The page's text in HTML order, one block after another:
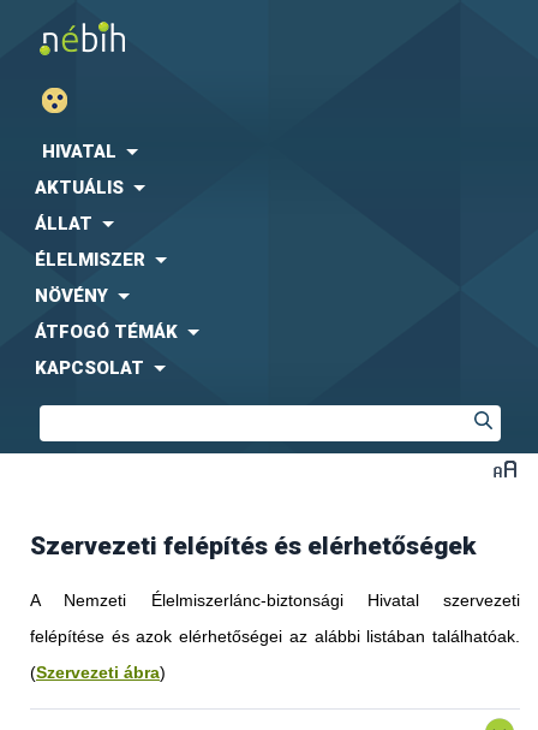
HIVATAL
AKTUÁLIS
ÁLLAT
ÉLELMISZER
NÖVÉNY
ÁTFOGÓ TÉMÁK
KAPCSOLAT
Szervezeti felépítés és elérhetőségek
A Nemzeti Élelmiszerlánc-biztonsági Hivatal szervezeti
felépítése és azok elérhetőségei az alábbi listában találhatóak.
(Szervezeti ábra)